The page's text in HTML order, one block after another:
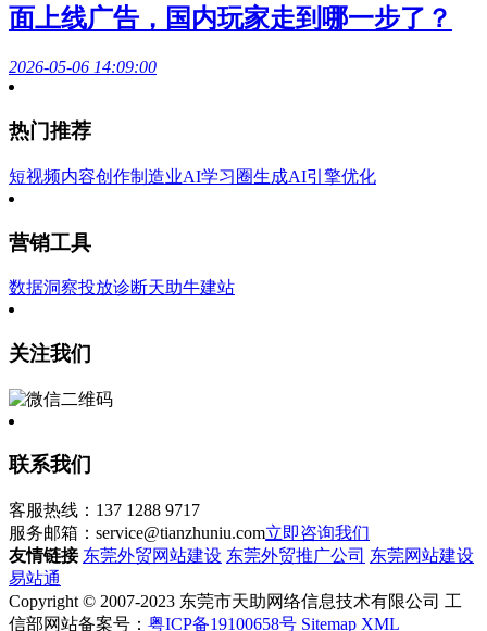
面上线广告，国内玩家走到哪一步了？
2026-05-06 14:09:00
热门推荐
短视频内容创作制造业AI学习圈生成AI引擎优化
营销工具
数据洞察投放诊断天助牛建站
关注我们
联系我们
客服热线：137 1288 9717
服务邮箱：service@tianzhuniu.com立即咨询我们
友情链接 东莞外贸网站建设 东莞外贸推广公司 东莞网站建设
易站通
Copyright © 2007-2023 东莞市天助网络信息技术有限公司 工
信部网站备案号： 粤ICP备19100658号 Sitemap XML